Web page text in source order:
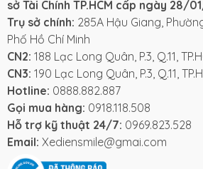
sở Tài Chính TP.HCM cấp ngày 28/
Trụ sở chính: 285A Hậu Giang,
Phố Hồ Chí Minh
CN2: 188 Lạc Long Quân, P.3, Q.11,
CN3: 190 Lạc Long Quân, P.3, Q.11,
Hotline: 0888.882.887
Gọi mua hàng: 0918.118.508
Hỗ trợ kỹ thuật 24/7: 0969.823.528
Email: Xediensmile@gmai.com